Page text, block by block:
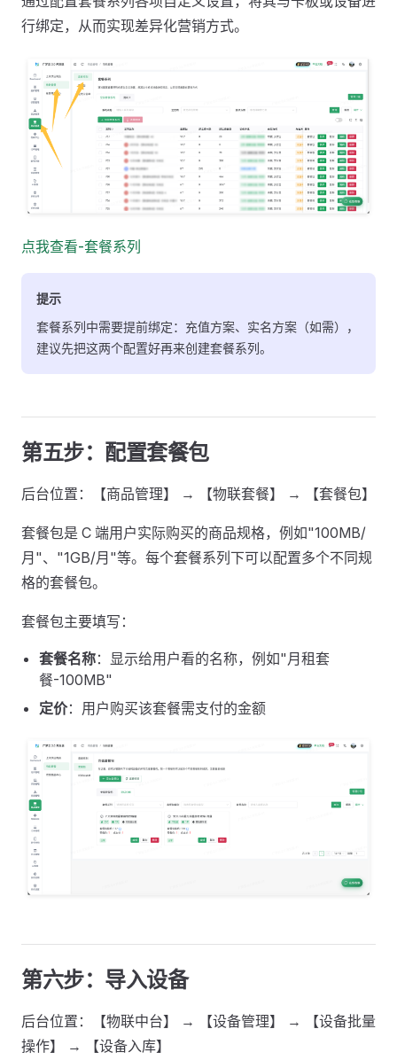
行绑定，从而实现差异化营销方式。
点我查看-套餐系列
提示
套餐系列中需要提前绑定：充值方案、实名方案（如需），
建议先把这两个配置好再来创建套餐系列。
第五步：配置套餐包
后台位置：【商品管理】 → 【物联套餐】 → 【套餐包】
套餐包是 C 端用户实际购买的商品规格，例如"100MB/
月"、"1GB/月"等。每个套餐系列下可以配置多个不同规
格的套餐包。
套餐包主要填写：
套餐名称：显示给用户看的名称，例如"月租套
餐-100MB"
定价：用户购买该套餐需支付的金额
第六步：导入设备
后台位置：【物联中台】 → 【设备管理】 → 【设备批量
操作】 → 【设备入库】